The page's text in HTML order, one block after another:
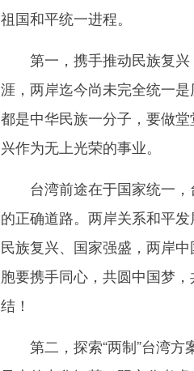
祖国和平统一进程。
第一，携手推动民族复兴
涯，两岸迄今尚未完全统一
都是中华民族一分子，要做
兴作为无上光荣的事业。
台湾前途在于国家统一，
的正确道路。两岸关系和平
民族复兴、国家强盛，两岸
胞要携手同心，共圆中国梦
结！
第二，探索“两制”台湾方